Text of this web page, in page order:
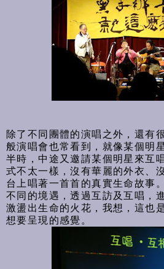
除了不同團體的演唱之外，還有
般演唱會也常看到，就像某個明
半時，中途又邀請某個明星來互
式不太一樣，沒有華麗的外衣、
台上唱著一首首的真實生命故事
不同的境遇，透過互訪及互唱，
激盪出生命的火花，我想，這也
想要呈現的感覺。